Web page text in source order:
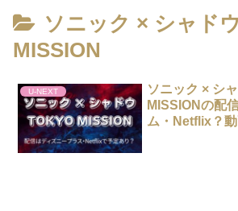
ソニック × シャド
MISSION
U-NEXT
ソニック × シ
MISSIONの配
ム・Netflix？